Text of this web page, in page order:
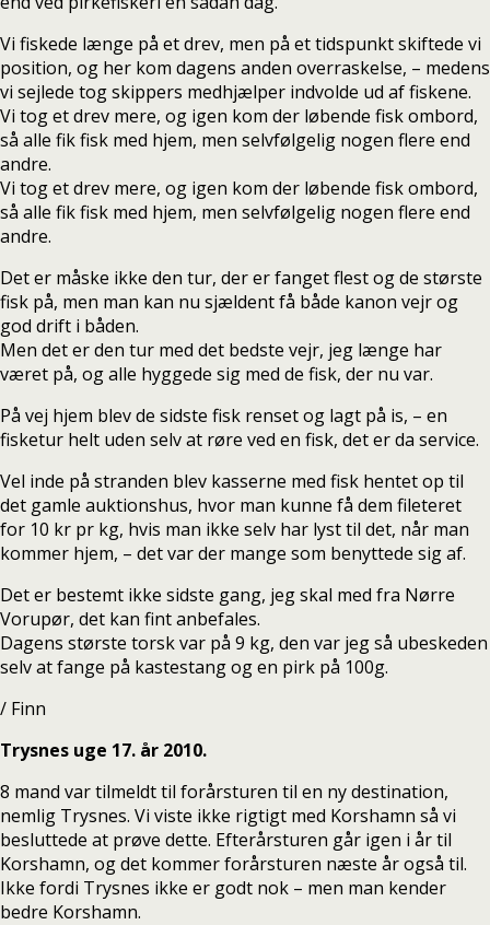
Vi fiskede længe på et drev, men på et tidspunkt skiftede vi
position, og her kom dagens anden overraskelse, – medens
vi sejlede tog skippers medhjælper indvolde ud af fiskene.
Vi tog et drev mere, og igen kom der løbende fisk ombord,
så alle fik fisk med hjem, men selvfølgelig nogen flere end
andre.
Vi tog et drev mere, og igen kom der løbende fisk ombord,
så alle fik fisk med hjem, men selvfølgelig nogen flere end
andre.
Det er måske ikke den tur, der er fanget flest og de største
fisk på, men man kan nu sjældent få både kanon vejr og
god drift i båden.
Men det er den tur med det bedste vejr, jeg længe har
været på, og alle hyggede sig med de fisk, der nu var.
På vej hjem blev de sidste fisk renset og lagt på is, – en
fisketur helt uden selv at røre ved en fisk, det er da service.
Vel inde på stranden blev kasserne med fisk hentet op til
det gamle auktionshus, hvor man kunne få dem fileteret
for 10 kr pr kg, hvis man ikke selv har lyst til det, når man
kommer hjem, – det var der mange som benyttede sig af.
Det er bestemt ikke sidste gang, jeg skal med fra Nørre
Vorupør, det kan fint anbefales.
Dagens største torsk var på 9 kg, den var jeg så ubeskeden
selv at fange på kastestang og en pirk på 100g.
/ Finn
Trysnes uge 17. år 2010.
8 mand var tilmeldt til forårsturen til en ny destination,
nemlig Trysnes. Vi viste ikke rigtigt med Korshamn så vi
besluttede at prøve dette. Efterårsturen går igen i år til
Korshamn, og det kommer forårsturen næste år også til.
Ikke fordi Trysnes ikke er godt nok – men man kender
bedre Korshamn.